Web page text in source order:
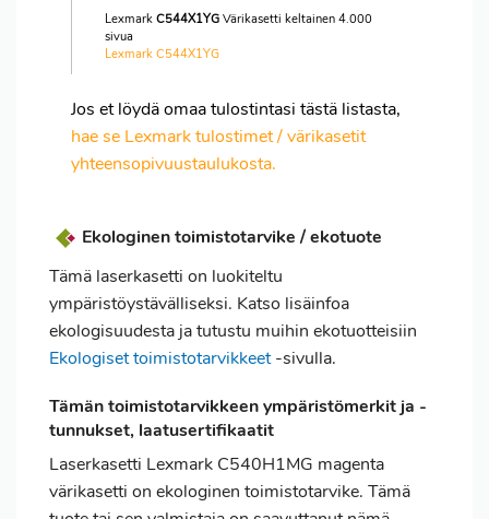
Lexmark C544X1YG Värikasetti keltainen 4.000
sivua
Lexmark C544X1YG
Jos et löydä omaa tulostintasi tästä listasta,
hae se Lexmark tulostimet / värikasetit
yhteensopivuustaulukosta.
Ekologinen toimistotarvike / ekotuote
Tämä laserkasetti on luokiteltu
ympäristöystävälliseksi. Katso lisäinfoa
ekologisuudesta ja tutustu muihin ekotuotteisiin
Ekologiset toimistotarvikkeet-sivulla.
Tämän toimistotarvikkeen ympäristömerkit ja -
tunnukset, laatusertifikaatit
Laserkasetti Lexmark C540H1MG magenta
värikasetti on ekologinen toimistotarvike. Tämä